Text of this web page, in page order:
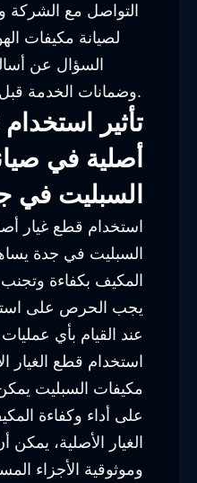
التواصل مع الشركة
لصيانة مكيفات
السؤال عن
وضمانات الخدمة قبل القيام بأي عملية صيانة.
تأثير
أصلية في
السبليت في
استخدام قطع غيار
السبليت في جدة
المكيف بكفاءة وتجنب
يجب الحرص على
عند القيام بأي
استخدام قطع الغيار
مكيفات السبليت
على أداء وكفاءة
الغيار الأصلية،
وموثوقية الأجزاء